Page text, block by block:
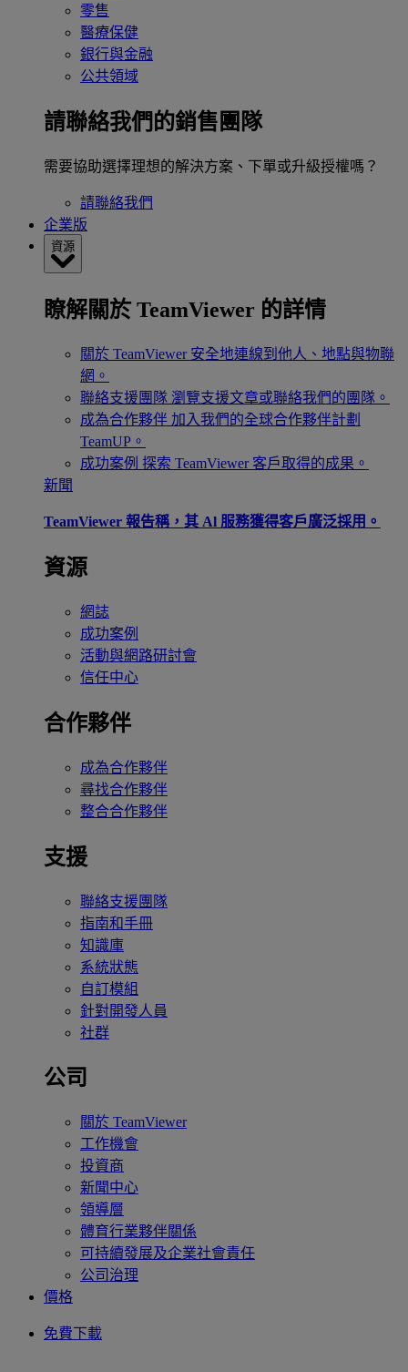
零售
醫療保健
銀行與金融
公共領域
請聯絡我們的銷售團隊
需要協助選擇理想的解決方案、下單或升級授權嗎？
請聯絡我們
企業版
資源
瞭解關於 TeamViewer 的詳情
關於 TeamViewer 安全地連線到他人、地點與物聯
網。
聯絡支援團隊 瀏覽支援文章或聯絡我們的團隊。
成為合作夥伴 加入我們的全球合作夥伴計劃
TeamUP。
成功案例 探索 TeamViewer 客戶取得的成果。
新聞
TeamViewer 報告稱，其 Al 服務獲得客戶廣泛採用。
資源
網誌
成功案例
活動與網路研討會
信任中心
合作夥伴
成為合作夥伴
尋找合作夥伴
整合合作夥伴
支援
聯絡支援團隊
指南和手冊
知識庫
系統狀態
自訂模組
針對開發人員
社群
公司
關於 TeamViewer
工作機會
投資商
新聞中心
領導層
體育行業夥伴關係
可持續發展及企業社會責任
公司治理
價格
免費下載